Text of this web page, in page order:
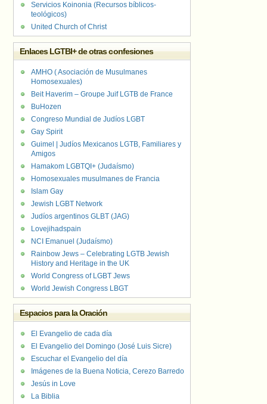
Servicios Koinonia (Recursos bíblicos-
teológicos)
United Church of Christ
Enlaces LGTBI+ de otras confesiones
AMHO ( Asociación de Musulmanes
Homosexuales)
Beit Haverim – Groupe Juif LGTB de France
BuHozen
Congreso Mundial de Judíos LGBT
Gay Spirit
Guimel | Judíos Mexicanos LGTB, Familiares y
Amigos
Hamakom LGBTQI+ (Judaísmo)
Homosexuales musulmanes de Francia
Islam Gay
Jewish LGBT Network
Judíos argentinos GLBT (JAG)
Lovejihadspain
NCI Emanuel (Judaísmo)
Rainbow Jews – Celebrating LGTB Jewish
History and Heritage in the UK
World Congress of LGBT Jews
World Jewish Congress LBGT
Espacios para la Oración
El Evangelio de cada día
El Evangelio del Domingo (José Luis Sicre)
Escuchar el Evangelio del día
Imágenes de la Buena Noticia, Cerezo Barredo
Jesús in Love
La Biblia